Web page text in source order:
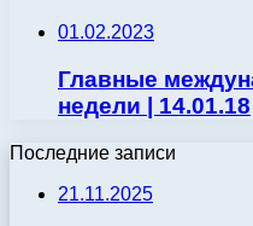
01.02.2023
Главные
недели | 14.01.18
Последние записи
21.11.2025